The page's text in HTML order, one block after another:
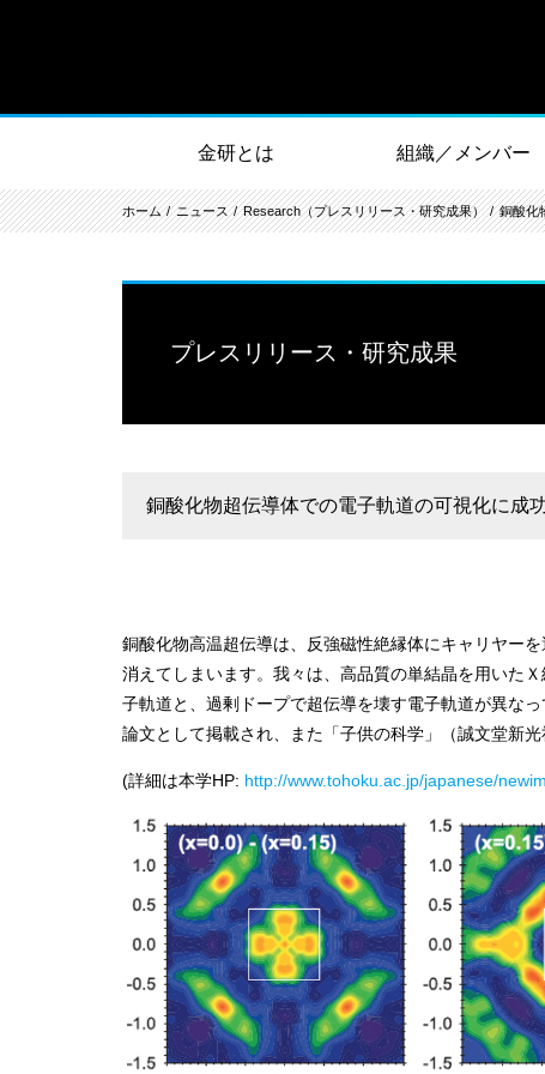
金研とは 組織／メンバー
ホーム ニュース Research（プレスリリース・研究成果） 銅酸化
プレスリリース・研究成果
銅酸化物超伝導体での電子軌道の可視化に成
銅酸化物高温超伝導は、反強磁性絶縁体にキャリヤー
消えてしまいます。我々は、高品質の単結晶を用いた
子軌道と、過剰ドープで超伝導を壊す電子軌道が異な
論文として掲載され、また「子供の科学」（誠文堂新光
(詳細は本学HP: http://www.tohoku.ac.jp/japanese/